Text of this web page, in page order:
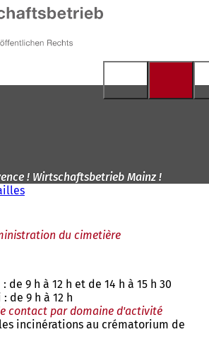
! Wirtschaftsbetrieb Mainz !
du cimetière
9 h à 12 h et de 14 h à 15 h 30
de 9 h à 12 h
contact par domaine d'activité
incinérations au crématorium de